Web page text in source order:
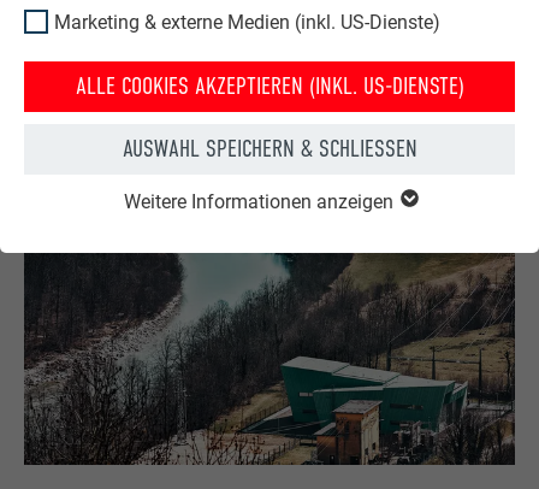
Marketing & externe Medien (inkl. US-Dienste)
ALLE COOKIES AKZEPTIEREN (INKL. US-DIENSTE)
AUSWAHL SPEICHERN & SCHLIESSEN
Weitere Informationen anzeigen
interessieren. Sollten in Kobarid Bestrebungen in diese
macht.